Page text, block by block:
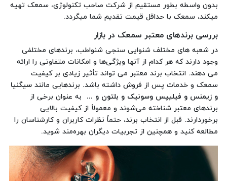
بدون واسطه بطور مستقیم از شرکت صاحب تکنولوژی، سمعک تهیه
میکند، سمعک با حداقل قیمت تقدیم شما میگردد.
بررسی برندهای معتبر سمعک در بازار
در شعبه های مختلف شنوایی سنجی شنواطب، برندهای مختلفی
وجود دارند که هر کدام از آنها ویژگی‌ها و امکانات متفاوتی را ارائه
می‌ دهند. انتخاب برند معتبر می‌ تواند تأثیر زیادی بر کیفیت
سمعک و خدمات پس از فروش داشته باشد. برندهایی مانند سیگنیا
و زیمنس و فیلیپس وسونیک و بلتون و ... به عنوان برخی از
برندهای معتبر شناخته می‌شوند و معمولاً از کیفیت بالایی
برخوردارند. قبل از انتخاب برند، حتماً نظرات کاربران و کارشناسان را
مطالعه کنید و همچنین از تجربیات دیگران بهره‌مند شوید.